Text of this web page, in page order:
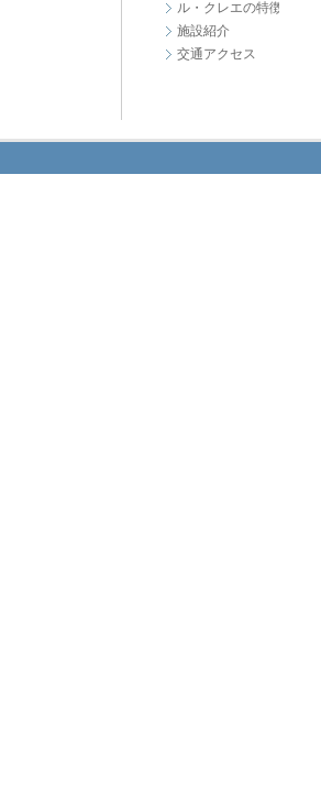
ル・クレエの特徴
施設紹介
交通アクセス